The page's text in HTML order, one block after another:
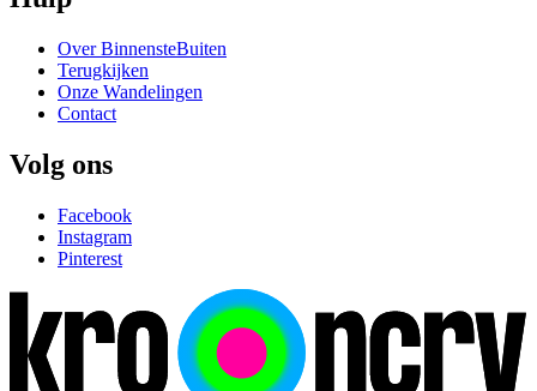
Over BinnensteBuiten
Terugkijken
Onze Wandelingen
Contact
Volg ons
Facebook
Instagram
Pinterest